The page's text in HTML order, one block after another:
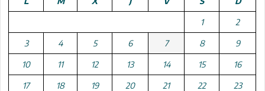
1 2
3 4 5 6 7 8 9
10 11 12 13 14 15 16
17 18 19 20 21 22 23